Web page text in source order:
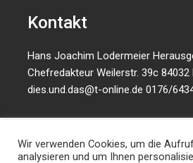
Kontakt
Hans Joachim Lodermeier
Chefredakteur Weilerstr. 39c
dies.und.das@t-online.de 0176/
Wir verwenden Cookies, um die
analysieren und um Ihnen